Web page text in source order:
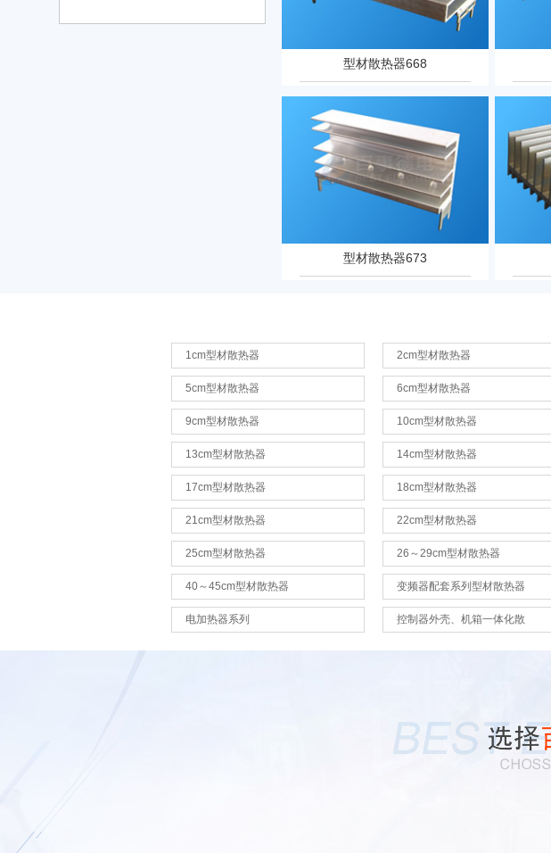
型材散热器668
型材散热器673
1cm型材散热器 2cm型材散热器
5cm型材散热器 6cm型材散热器
9cm型材散热器 10cm型材散热器
13cm型材散热器 14cm型材散热器
17cm型材散热器 18cm型材散热器
21cm型材散热器 22cm型材散热器
25cm型材散热器 26～29cm型材散热器
40～45cm型材散热器 变频器配套系列型材散热器
电加热器系列 控制器外壳、机箱一体化散